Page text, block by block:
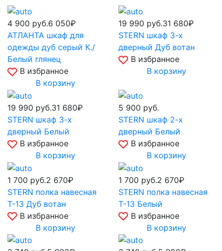
4 900 руб.6 050₽
АТЛАНТА шкаф для
одежды дуб серый К./
Белый глянец
В избранное
В корзину
19 990 руб.31 680₽
STERN шкаф 3-х
дверный Дуб вотан
В избранное
В корзину
19 990 руб.31 680₽
STERN шкаф 3-х
дверный Белый
В избранное
В корзину
5 900 руб.
STERN шкаф 2-х
дверный Белый
В избранное
В корзину
1 700 руб.2 670₽
STERN полка навесная
Т-13 Дуб вотан
В избранное
В корзину
1 700 руб.2 670₽
STERN полка навесная
Т-13 Белый
В избранное
В корзину